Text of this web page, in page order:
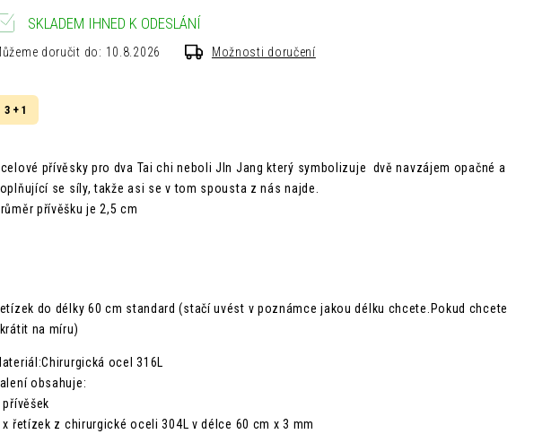
3 + 1
přívěsky pro dva Tai chi neboli JIn Jang který symbolizuje dvě navzájem opačné a
se síly, takže asi se v tom spousta z nás najde.
přívěšku je 2,5 cm
do délky 60 cm standard (stačí uvést v poznámce jakou délku chcete.Pokud chcete
na míru)
ocel 316L
obsahuje:
přívěšek
x řetízek z chirurgické oceli 304L v délce 60 cm x 3 mm
SKLADEM IHNED K ODESLÁNÍ
doručit do: 10.8.2026 Možnosti doručení